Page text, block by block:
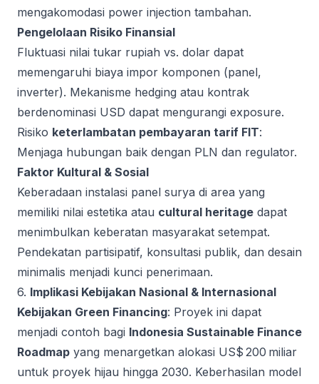
mengakomodasi power injection tambahan.
Pengelolaan Risiko Finansial
Fluktuasi nilai tukar rupiah vs. dolar dapat
memengaruhi biaya impor komponen (panel,
inverter). Mekanisme hedging atau kontrak
berdenominasi USD dapat mengurangi exposure.
Risiko keterlambatan pembayaran tarif FIT:
Menjaga hubungan baik dengan PLN dan regulator.
Faktor Kultural & Sosial
Keberadaan instalasi panel surya di area yang
memiliki nilai estetika atau cultural heritage dapat
menimbulkan keberatan masyarakat setempat.
Pendekatan partisipatif, konsultasi publik, dan desain
minimalis menjadi kunci penerimaan.
6. Implikasi Kebijakan Nasional & Internasional
Kebijakan Green Financing: Proyek ini dapat
menjadi contoh bagi Indonesia Sustainable Finance
Roadmap yang menargetkan alokasi US$ 200 miliar
untuk proyek hijau hingga 2030. Keberhasilan model